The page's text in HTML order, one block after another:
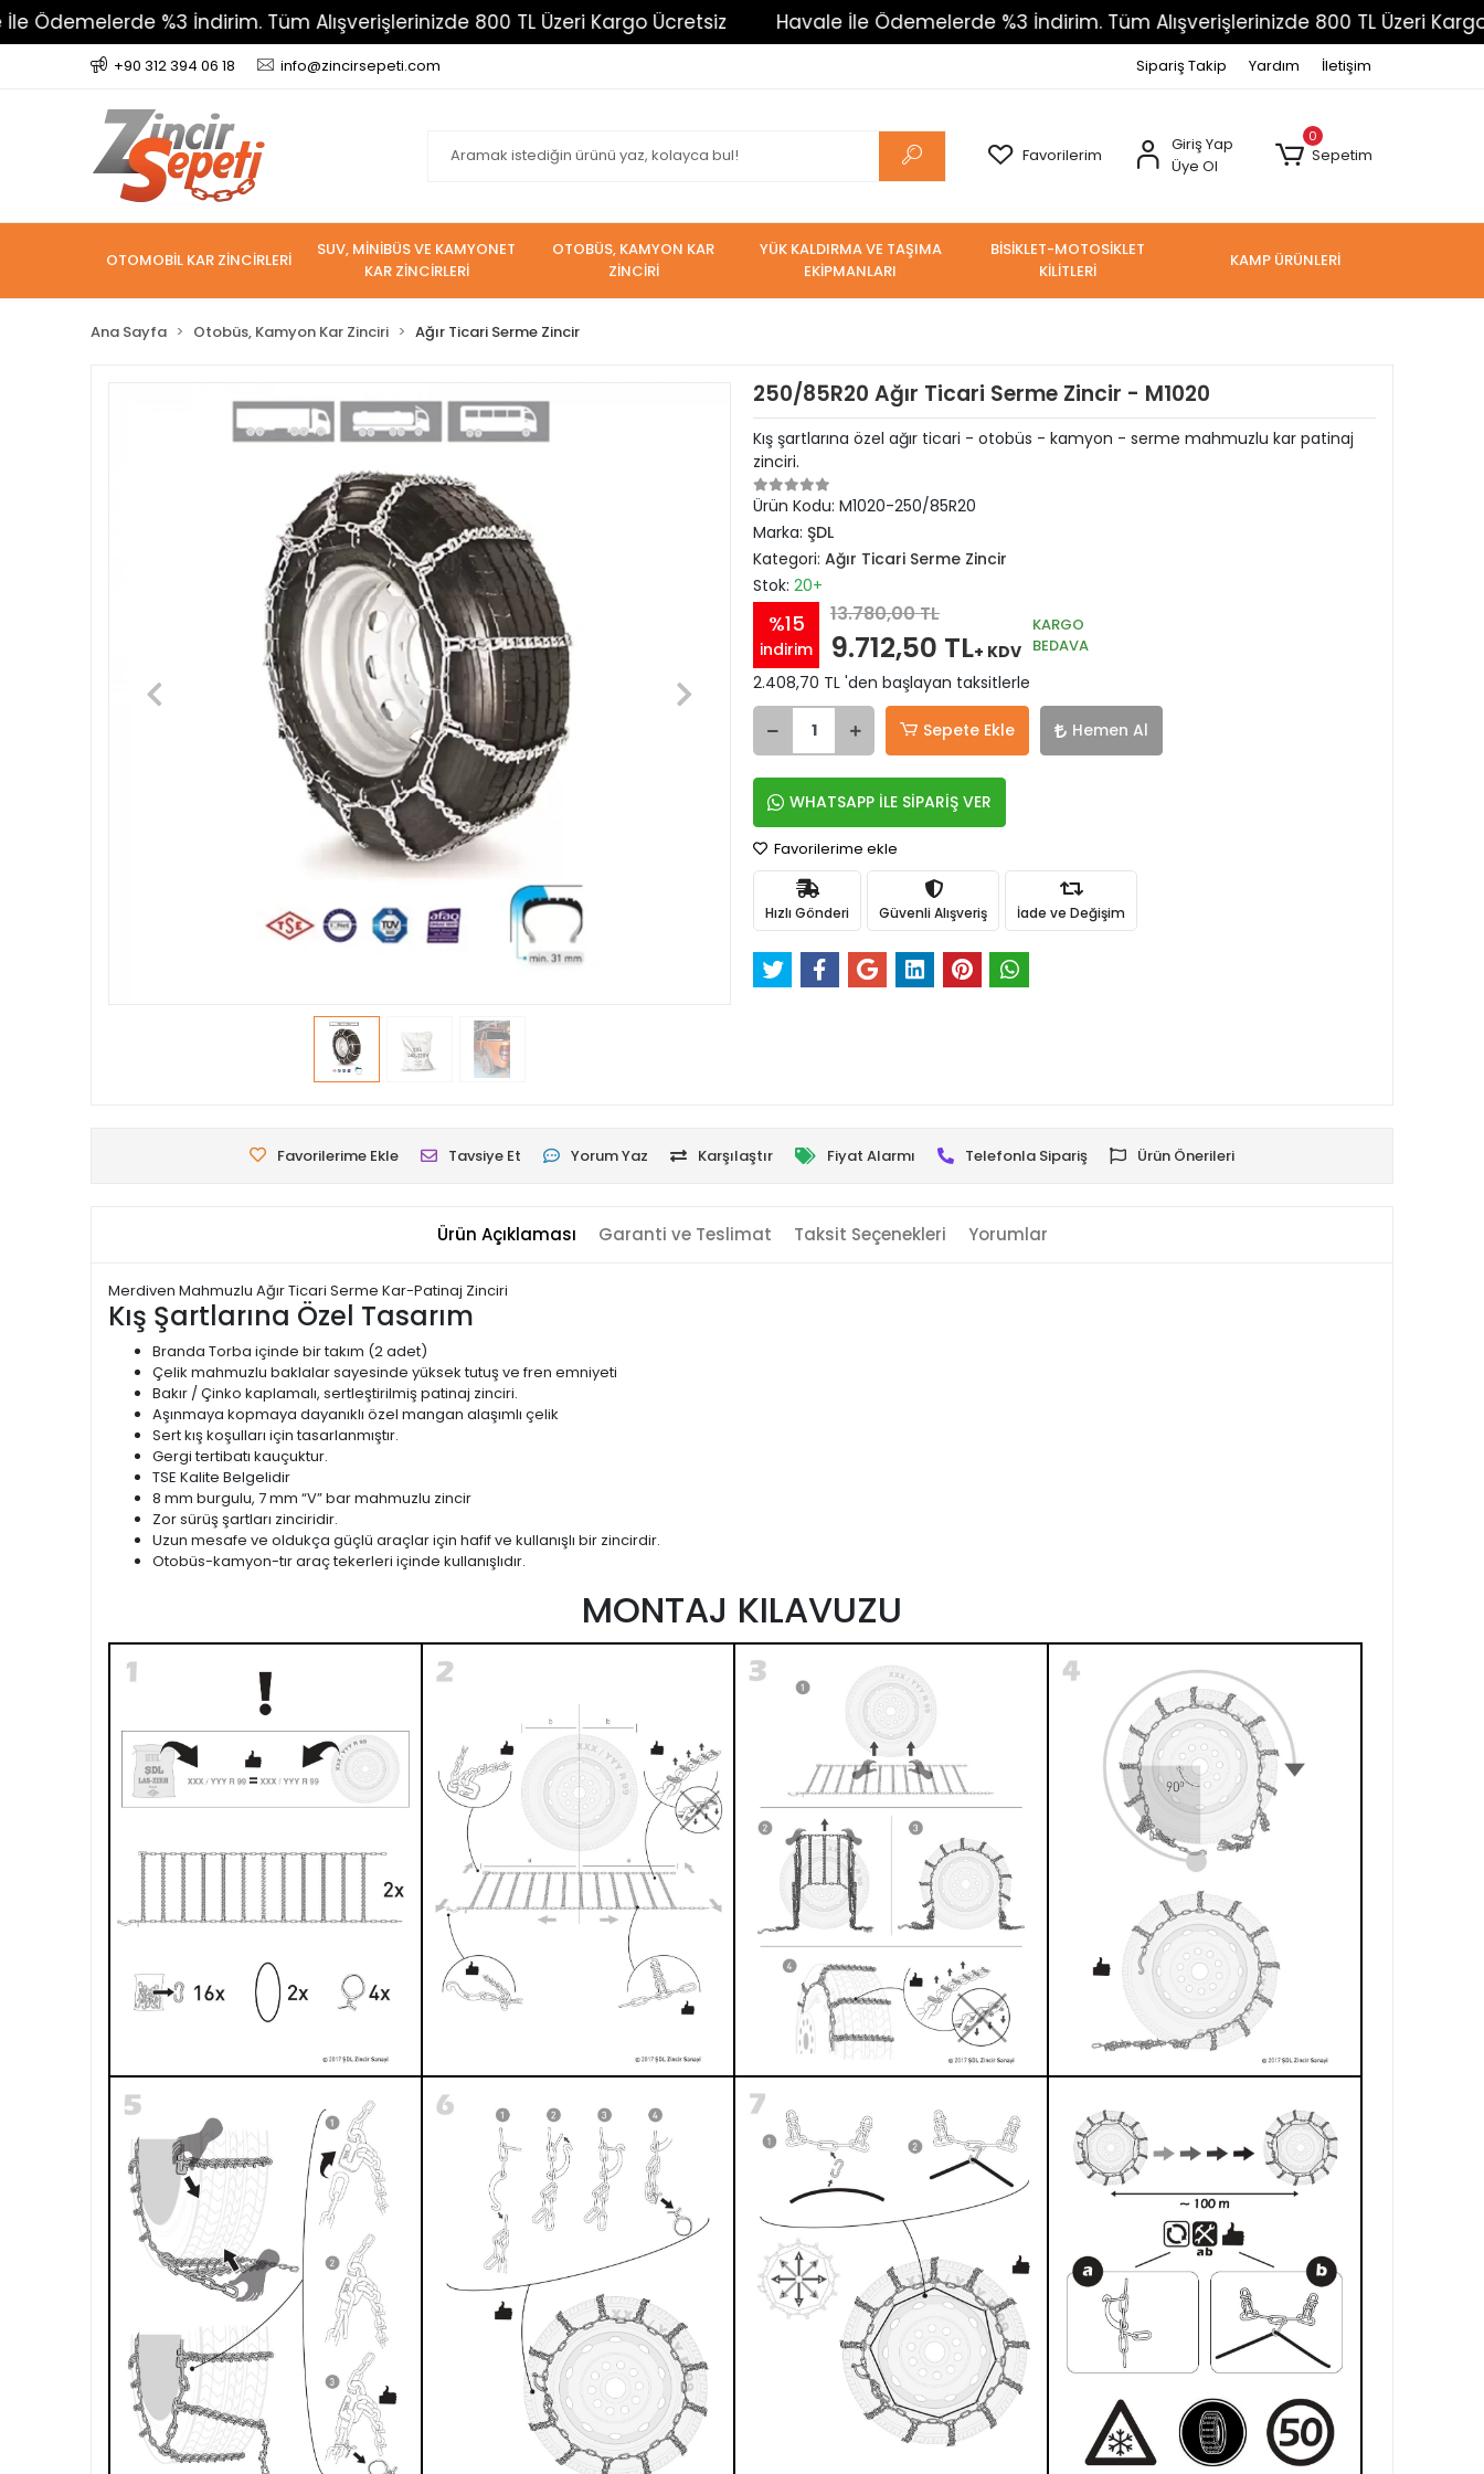
%3 İndirim. Tüm Alışverişlerinizde 800 TL Üzeri Kargo Ücretsiz Havale İle Ödemelerde %3 İndirim. Tüm Alışverişlerinizde 800 TL Üzeri Kargo
+90 312 394 06 18 info@zincirsepeti.com Sipariş Takip Yardım İletişim
Favorilerim
Giriş Yap
Üye Ol
0
Sepetim
OTOMOBİL KAR ZİNCİRLERİ
SUV, MİNİBÜS VE KAMYONET
KAR ZİNCİRLERİ
OTOBÜS, KAMYON KAR
ZİNCİRİ
YÜK KALDIRMA VE TAŞIMA
EKİPMANLARI
BİSİKLET-MOTOSİKLET
KİLİTLERİ
KAMP ÜRÜNLERİ
Ana Sayfa Otobüs, Kamyon Kar Zinciri Ağır Ticari Serme Zincir
250/85R20 Ağır Ticari Serme Zincir - M1020
Kış şartlarına özel ağır ticari - otobüs - kamyon - serme mahmuzlu kar patinaj
zinciri.
Ürün Kodu: M1020-250/85R20
Marka: ŞDL
Kategori: Ağır Ticari Serme Zincir
Stok: 20+
%15
indirim
13.780,00 TL
9.712,50 TL+ KDV
KARGO
BEDAVA
2.408,70 TL 'den başlayan taksitlerle
Sepete Ekle Hemen Al
WHATSAPP İLE SİPARİŞ VER
Favorilerime ekle
Hızlı Gönderi Güvenli Alışveriş İade ve Değişim
Favorilerime Ekle Tavsiye Et Yorum Yaz Karşılaştır Fiyat Alarmı Telefonla Sipariş Ürün Önerileri
Ürün Açıklaması Garanti ve Teslimat Taksit Seçenekleri Yorumlar
Merdiven Mahmuzlu Ağır Ticari Serme Kar-Patinaj Zinciri
Kış Şartlarına Özel Tasarım
Branda Torba içinde bir takım (2 adet)
Çelik mahmuzlu baklalar sayesinde yüksek tutuş ve fren emniyeti
Bakır / Çinko kaplamalı, sertleştirilmiş patinaj zinciri.
Aşınmaya kopmaya dayanıklı özel mangan alaşımlı çelik
Sert kış koşulları için tasarlanmıştır.
Gergi tertibatı kauçuktur.
TSE Kalite Belgelidir
8 mm burgulu, 7 mm “V” bar mahmuzlu zincir
Zor sürüş şartları zinciridir.
Uzun mesafe ve oldukça güçlü araçlar için hafif ve kullanışlı bir zincirdir.
Otobüs-kamyon-tır araç tekerleri içinde kullanışlıdır.
MONTAJ KILAVUZU